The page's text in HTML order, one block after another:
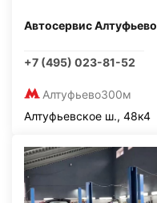
Автосервис Алтуфьево
+7 (495) 023-81-52
Алтуфьево300м
Алтуфьевское ш., 48к4